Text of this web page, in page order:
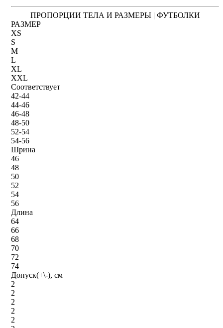
ПРОПОРЦИИ ТЕЛА И РАЗМЕРЫ | ФУТБОЛКИ
РАЗМЕР
XS
S
M
L
XL
XXL
Соответствует
42-44
44-46
46-48
48-50
52-54
54-56
Шрина
46
48
50
52
54
56
Длина
64
66
68
70
72
74
Допуск(+\-), см
2
2
2
2
2